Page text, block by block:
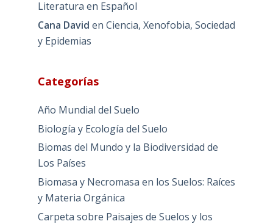
Literatura en Español
Cana David en Ciencia, Xenofobia, Sociedad
y Epidemias
Categorías
Año Mundial del Suelo
Biología y Ecología del Suelo
Biomas del Mundo y la Biodiversidad de
Los Países
Biomasa y Necromasa en los Suelos: Raíces
y Materia Orgánica
Carpeta sobre Paisajes de Suelos y los